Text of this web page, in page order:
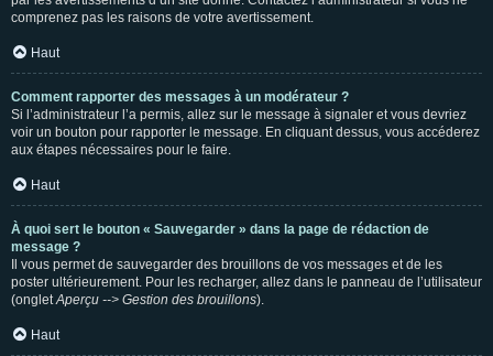
comprenez pas les raisons de votre avertissement.
Haut
Comment rapporter des messages à un modérateur ?
Si l’administrateur l’a permis, allez sur le message à signaler et vous devriez
voir un bouton pour rapporter le message. En cliquant dessus, vous accéderez
aux étapes nécessaires pour le faire.
Haut
À quoi sert le bouton « Sauvegarder » dans la page de rédaction de
message ?
Il vous permet de sauvegarder des brouillons de vos messages et de les
poster ultérieurement. Pour les recharger, allez dans le panneau de l’utilisateur
(ongletAperçu --> Gestion des brouillons).
Haut